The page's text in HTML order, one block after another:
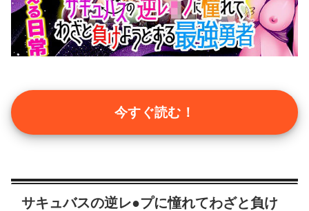
今すぐ読む！
サキュバスの逆レ●プに憧れてわざと負け